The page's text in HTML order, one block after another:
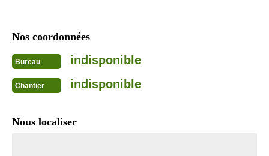
Nos coordonnées
Bureau indisponible
Chantier indisponible
Nous localiser